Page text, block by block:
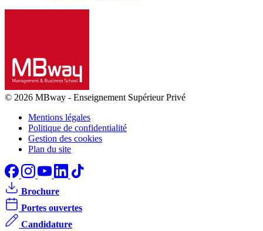
© 2026 MBway - Enseignement Supérieur Privé
Mentions légales
Politique de confidentialité
Gestion des cookies
Plan du site
Brochure
Portes ouvertes
Candidature